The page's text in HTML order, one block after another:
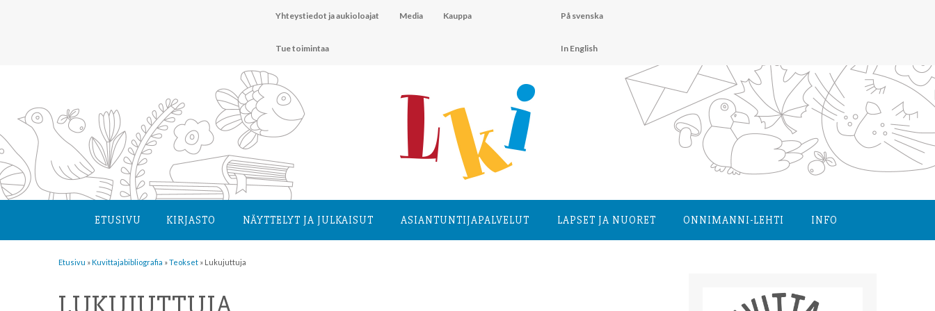
Yhteystiedot ja aukioloajat Media Kauppa
Tue toimintaa
På svenska
In English
ETUSIVU KIRJASTO NÄYTTELYT JA JULKAISUT ASIANTUNTIJA­PALVELUT LAPSET JA NUORET ONNIMANNI-LEHTI INFO
Etusivu »Kuvittaja­bibliografia »Teokset » Lukujuttuja